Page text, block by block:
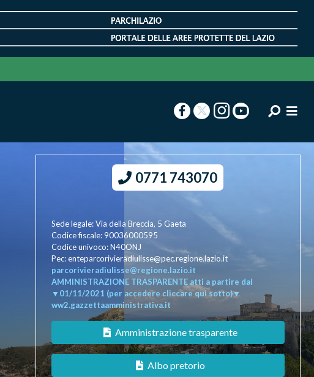
0771 743070
Sede legale: Via della Breccia, 5 Gaeta
Codice fiscale: 90036000595
Codice univoco: N40ONJ
Pec: enteparcorivieradiulisse@pec.regione.lazio.it
parcorivieradiulisse@regione.lazio.it
AMMINISTRAZIONE TRASPARENTE atti a partire dal
▼01/11/2021 (per accedere cliccare qui sotto)▼
ww2.gazzettaamministrativa.it
Amministrazione trasparente
Albo pretorio